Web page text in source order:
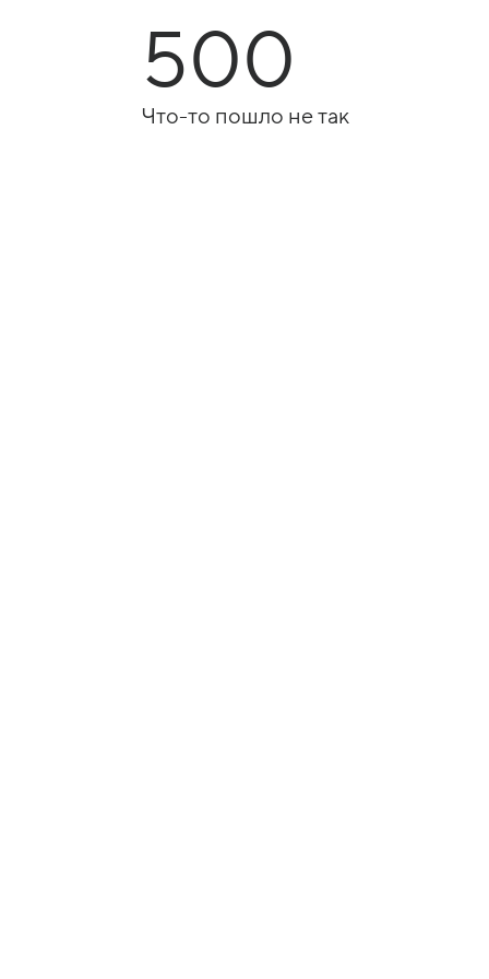
500
Что-то пошло не так